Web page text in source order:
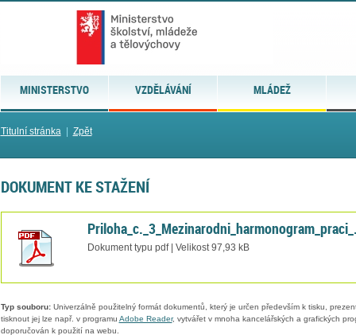
MINISTERSTVO VZDĚLÁVÁNÍ MLÁDEŽ
Titulní stránka| Zpět
DOKUMENT KE STAŽENÍ
Dokument typu pdf | Velikost 97,93 kB
Typ souboru:Univerzálně použitelný formát dokumentů, který je určen především k tisku,
tisknout jej lze např. v programu Adobe Reader, vytvářet v mnoha kancelářských a grafických
doporučován k použití na webu.